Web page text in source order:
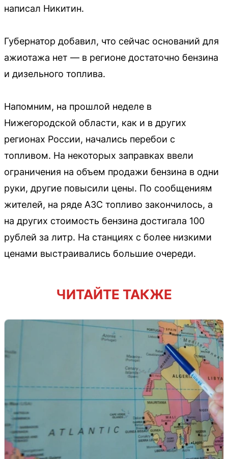
написал Никитин.
Губернатор добавил, что сейчас оснований для
ажиотажа нет — в регионе достаточно бензина
и дизельного топлива.
Напомним, на прошлой неделе в
Нижегородской области, как и в других
регионах России, начались перебои с
топливом. На некоторых заправках ввели
ограничения на объем продажи бензина в одни
руки, другие повысили цены. По сообщениям
жителей, на ряде АЗС топливо закончилось, а
на других стоимость бензина достигала 100
рублей за литр. На станциях с более низкими
ценами выстраивались большие очереди.
ЧИТАЙТЕ ТАКЖЕ